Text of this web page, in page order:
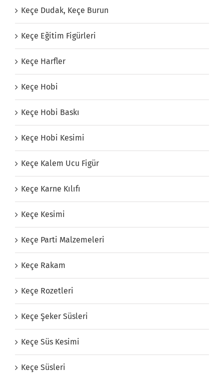
Keçe Dudak, Keçe Burun
Keçe Eğitim Figürleri
Keçe Harfler
Keçe Hobi
Keçe Hobi Baskı
Keçe Hobi Kesimi
Keçe Kalem Ucu Figür
Keçe Karne Kılıfı
Keçe Kesimi
Keçe Parti Malzemeleri
Keçe Rakam
Keçe Rozetleri
Keçe Şeker Süsleri
Keçe Süs Kesimi
Keçe Süsleri